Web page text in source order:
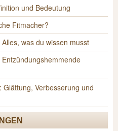
und Bedeutung
Fitmacher?
was du wissen musst
Verbesserung und